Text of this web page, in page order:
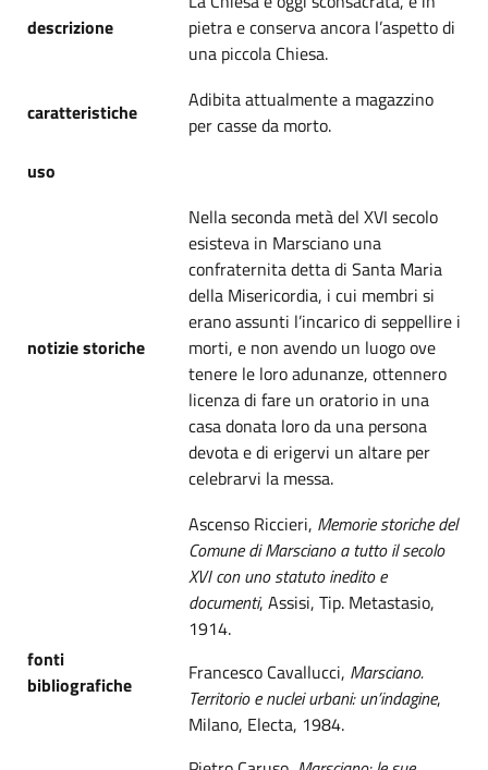
descrizione
pietra e conserva ancora l’aspetto di
una piccola Chiesa.
caratteristiche
Adibita attualmente a magazzino
per casse da morto.
uso
notizie storiche
Nella seconda metà del XVI secolo
esisteva in Marsciano una
confraternita detta di Santa Maria
della Misericordia, i cui membri si
erano assunti l’incarico di seppellire i
morti, e non avendo un luogo ove
tenere le loro adunanze, ottennero
licenza di fare un oratorio in una
casa donata loro da una persona
devota e di erigervi un altare per
celebrarvi la messa.
fonti
bibliografiche
Ascenso Riccieri, Memorie storiche del
Comune di Marsciano a tutto il secolo
XVI con uno statuto inedito e
documenti, Assisi, Tip. Metastasio,
1914.
Francesco Cavallucci, Marsciano.
Territorio e nuclei urbani: un’indagine,
Milano, Electa, 1984.